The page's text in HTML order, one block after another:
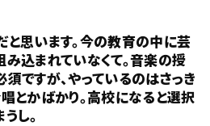
と思います。今の教育の中に芸
み込まれていなくて。音楽の授
ですが、やっているのはさっき
とかばかり。高校になると選択
し。